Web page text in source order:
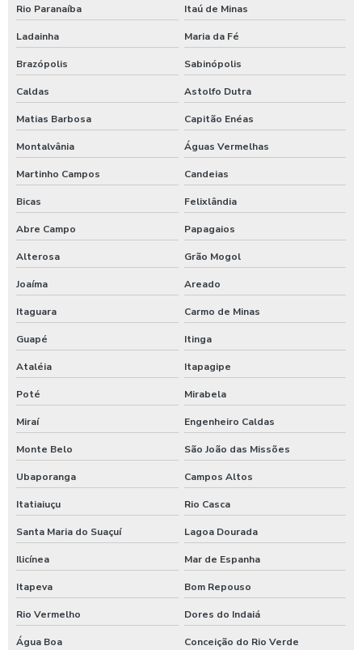
Rio Paranaíba Itaú de Minas
Ladainha Maria da Fé
Brazópolis Sabinópolis
Caldas Astolfo Dutra
Matias Barbosa Capitão Enéas
Montalvânia Águas Vermelhas
Martinho Campos Candeias
Bicas Felixlândia
Abre Campo Papagaios
Alterosa Grão Mogol
Joaíma Areado
Itaguara Carmo de Minas
Guapé Itinga
Ataléia Itapagipe
Poté Mirabela
Miraí Engenheiro Caldas
Monte Belo São João das Missões
Ubaporanga Campos Altos
Itatiaiuçu Rio Casca
Santa Maria do Suaçuí Lagoa Dourada
Ilicínea Mar de Espanha
Itapeva Bom Repouso
Rio Vermelho Dores do Indaiá
Água Boa Conceição do Rio Verde